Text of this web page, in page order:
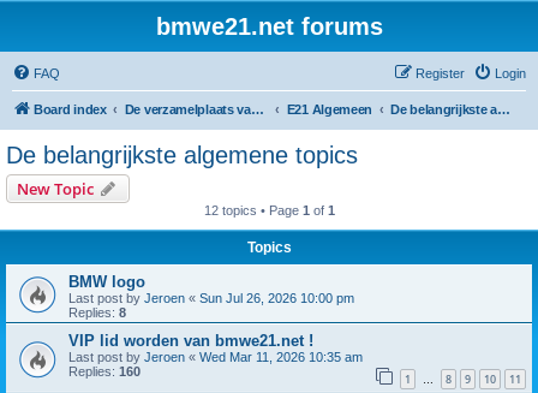
bmwe21.net forums
FAQ Login
Register
Board index De verzamelplaats van E21 fanaten der lage landen - Dutch forum E21 Algemeen De belangrijkste algemene topics
De belangrijkste algemene topics
New Topic
12 topics • Page 1 of 1
Topics
BMW logo
Last post by Jeroen « Sun Jul 26, 2026 10:00 pm
Replies: 8
VIP lid worden van bmwe21.net !
Last post by Jeroen « Wed Mar 11, 2026 10:35 am
Replies: 160 1 … 8 9 10 11